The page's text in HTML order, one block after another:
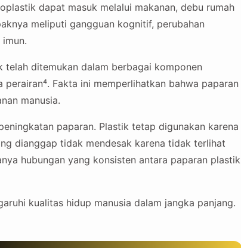
dapat masuk melalui makanan, debu rumah
meliputi gangguan kognitif, perubahan
ditemukan dalam berbagai komponen
Fakta ini memperlihatkan bahwa paparan
manusia.
paparan. Plastik tetap digunakan karena
dianggap tidak mendesak karena tidak terlihat
hubungan yang konsisten antara paparan plastik
kualitas hidup manusia dalam jangka panjang.